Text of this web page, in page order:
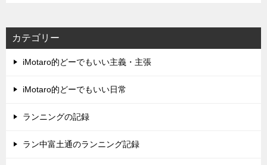
カテゴリー
iMotaro的どーでもいい主義・主張
iMotaro的どーでもいい日常
ランニングの記録
ラン中富土通のランニング記録